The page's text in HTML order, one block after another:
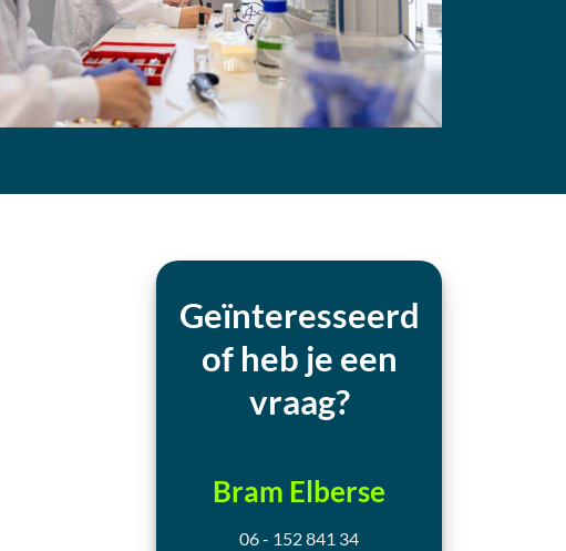
Geïnteresseerd
of heb je een
vraag?
Bram Elberse
06 - 152 841 34